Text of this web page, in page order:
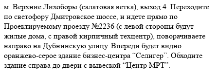
м. Верхние Лихоборы (салатовая ветка), выход 4. Переходите
по светофору Дмитровское шоссе, и идете прямо по
Проектируемому проезду №2236 (с левой стороны будут
жилые дома, с правой кирпичный техцентр), поворачиваете
направо на Дубнинскую улицу. Впереди будет видно
оранжево-серое здание бизнес-центра “Селигер”. Обходите
здание справа до двери с вывеской “Центр МРТ”.